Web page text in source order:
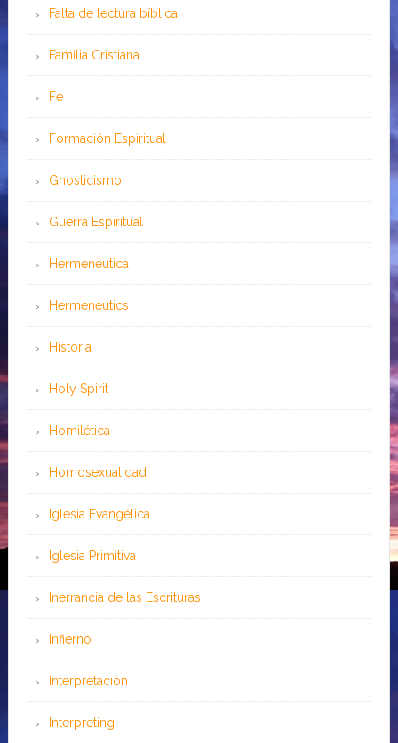
Falta de lectura bíblica
Familia Cristiana
Fe
Formación Espiritual
Gnosticismo
Guerra Espiritual
Hermenéutica
Hermeneutics
Historia
Holy Spirit
Homilética
Homosexualidad
Iglesia Evangélica
Iglesia Primitiva
Inerrancia de las Escrituras
Infierno
Interpretación
Interpreting